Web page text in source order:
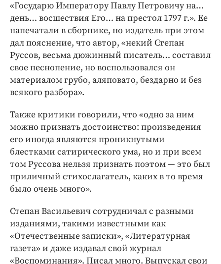
«Государю Императору Павлу Петровичу на…
день… восшествия Его… на престол 1797 г.». Ее
напечатали в сборнике, но издатель при этом
дал пояснение, что автор, «некий Степан
Руссов, весьма дюжинный писатель… составил
свое песнопение, но воспользовался он
материалом грубо, аляповато, бездарно и без
всякого разбора».
Также критики говорили, что «одно за ним
можно признать достоинство: произведения
его иногда являются проникнутыми
блестками сатирического ума, но и при всем
том Руссова нельзя признать поэтом — это был
приличный стихослагатель, каких в то время
было очень много».
Степан Васильевич сотрудничал с разными
изданиями, такими известными как
«Отечественные записки», «Литературная
газета» и даже издавал свой журнал
«Воспоминания». Писал много. Выпускал свои